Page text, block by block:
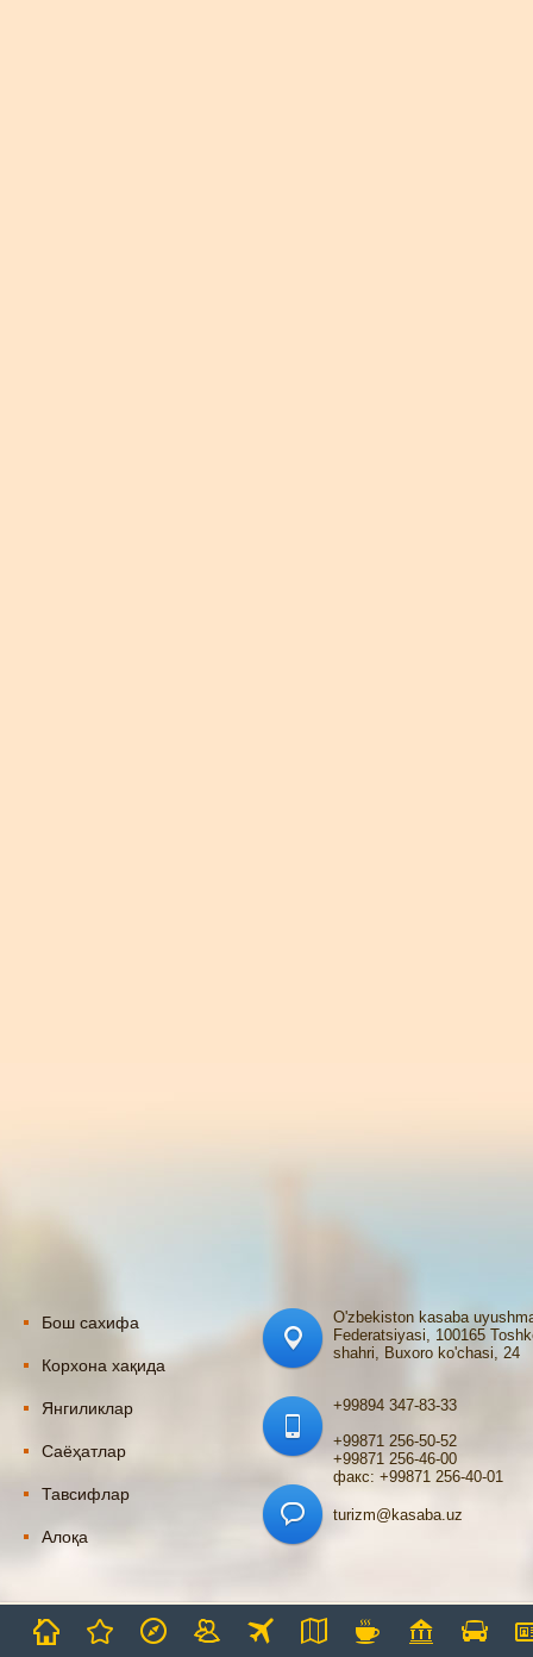
Бош сахифа
Корхона хақида
Янгиликлар
Саёҳатлар
Тавсифлар
Алоқа
O'zbekiston kasaba
Federatsiyasi, 100165
shahri, Buxoro ko'chasi, 24
+99894 347-83-33
+99871 256-50-52
+99871 256-46-00
факс: +99871 256-40-01
turizm@kasaba.uz